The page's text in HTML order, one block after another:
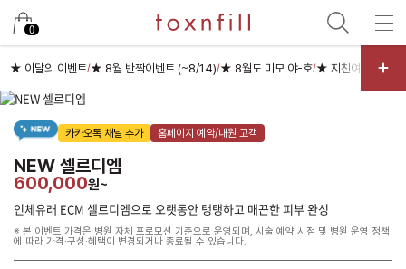
0
★ 이달의 이벤트/★ 8월 반짝이벤트 (~8/14)/★ 8월도 미모 야-호/★ 지친여름 피부충
카카오톡 채널 추가 홈페이지 예약/내원 고객
NEW 셀르디엠
600,000원~
인체유래 ECM 셀르디엠으로 오랫동안 탱탱하고 매끈한 피부 완성
※ 본 이벤트 가격은 병원 자체 프로모션 기준으로 운영되며, 시술 예약 시점 및 병원 운영 정책
에 따라 가격·구성·혜택이 변경되거나 종료될 수 있습니다.
남은 시술/관리권 예약
남은 시술/관리권 종류 선택
리프팅
색소
제모
여드름/모공
스킨부스터
스킨케어